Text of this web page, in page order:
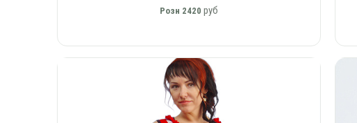
Розн 2420 руб